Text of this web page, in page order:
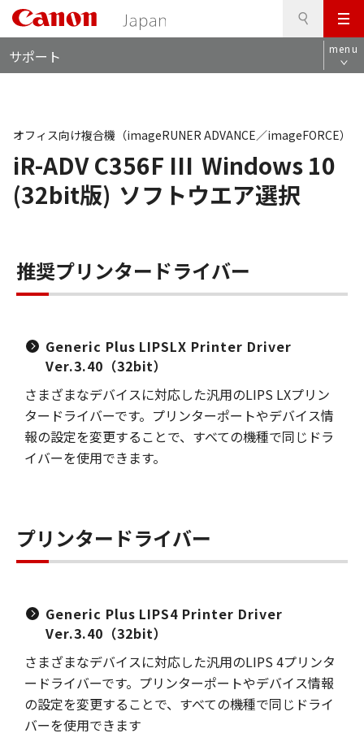
メ
ニ
ュ
サポート menu
iR-ADV C356F III Windows 10
(32bit版) ソフトウエア選択
オフィス向け複合機（imageRUNER ADVANCE／imageFORCE）
推奨プリンタードライバー
Generic Plus LIPSLX Printer Driver
Ver.3.40（32bit）
さまざまなデバイスに対応した汎用のLIPS LXプリン
タードライバーです。プリンターポートやデバイス情
報の設定を変更することで、すべての機種で同じドラ
イバーを使用できます。
プリンタードライバー
Generic Plus LIPS4 Printer Driver
Ver.3.40（32bit）
さまざまなデバイスに対応した汎用のLIPS 4プリンタ
ードライバーです。プリンターポートやデバイス情報
の設定を変更することで、すべての機種で同じドライ
バーを使用できます